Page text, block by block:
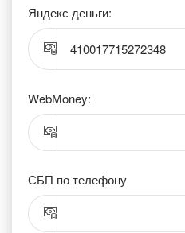
Яндекс деньги:
410017715272348
WebMoney:
СБП по телефону